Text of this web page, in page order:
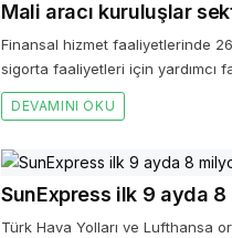
Mali aracı kuruluşlar
Finansal hizmet faaliyetlerinde
sigorta faaliyetleri için yardımcı
DEVAMINI OKU
SunExpress ilk 9 ayda 8
Türk Hava Yolları ve Lufthansa